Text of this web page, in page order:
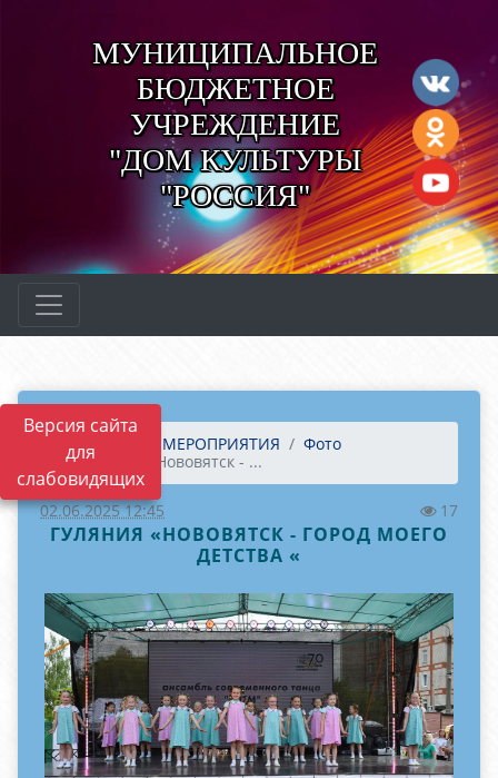
Версия сайта
для
слабовидящих
МУНИЦИПАЛЬНОЕ
БЮДЖЕТНОЕ
УЧРЕЖДЕНИЕ
"ДОМ КУЛЬТУРЫ
"РОССИЯ"
Главная МЕРОПРИЯТИЯ
Фото
Гуляния «Нововятск - ...
02.06.2025 12:45 17
ГУЛЯНИЯ «НОВОВЯТСК - ГОРОД МОЕГО
ДЕТСТВА «